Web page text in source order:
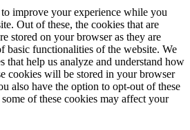
improve your experience while you
Out of these, the cookies that are
stored on your browser as they are
basic functionalities of the website. We
that help us analyze and understand how
cookies will be stored in your browser
also have the option to opt-out of these
of these cookies may affect your